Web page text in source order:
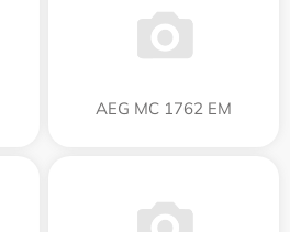
AEG MC 1762 EM